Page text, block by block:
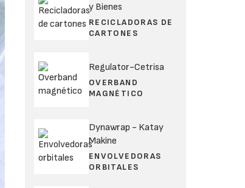
y Bienes
RECICLADORAS DE
CARTONES
Regulator-Cetrisa
OVERBAND
MAGNÉTICO
Dynawrap - Katay
Makine
ENVOLVEDORAS
ORBITALES